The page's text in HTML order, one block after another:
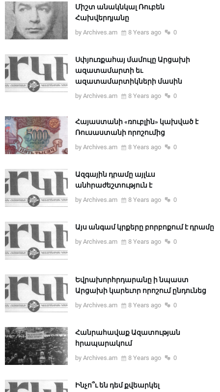
Միշտ անակնկալ Ռուբեն
Հախվերդյանը
by Archives.am 8 Years ago 0
Սփյուռքահայ մամուլը Արցախի
ազատա­մարտի եւ
ազատամարտիկների մասին
by Archives.am 8 Years ago 0
Հայաստանի «ռուբլին» կախված է
Ռուսաստանի որոշումից
by Archives.am 8 Years ago 0
Ազգային դրամը այլևս
անհրաժեշտություն է
by Archives.am 8 Years ago 0
Այս անգամ կրքերը բորբոքում է դրամը
by Archives.am 8 Years ago 0
Եվրախորհրդարանը ի նպաստ
Արցախի կարեւոր որոշում ընդունեց
by Archives.am 8 Years ago 0
Հանրահավաք Ազատության
հրապարակում
by Archives.am 8 Years ago 0
Ինչո՞ւ են դեմ քվեարկել